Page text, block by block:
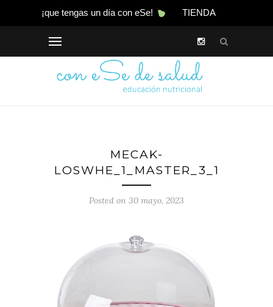
¡que tengas un día con eSe! TIENDA
MECAK-
LOSWHE_1_MASTER_3_1
Posted on 30 mayo, 2023